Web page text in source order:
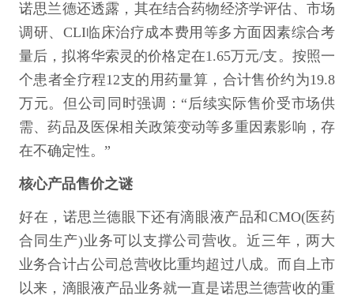
诺思兰德还透露，其在结合药物经济学评估、市场
调研、CLI临床治疗成本费用等多方面因素综合考
量后，拟将华索灵的价格定在1.65万元/支。按照一
个患者全疗程12支的用药量算，合计售价约为19.8
万元。但公司同时强调：“后续实际售价受市场供
需、药品及医保相关政策变动等多重因素影响，存
在不确定性。”
核心产品售价之谜
好在，诺思兰德眼下还有滴眼液产品和CMO(医药
合同生产)业务可以支撑公司营收。近三年，两大
业务合计占公司总营收比重均超过八成。而自上市
以来，滴眼液产品业务就一直是诺思兰德营收的重